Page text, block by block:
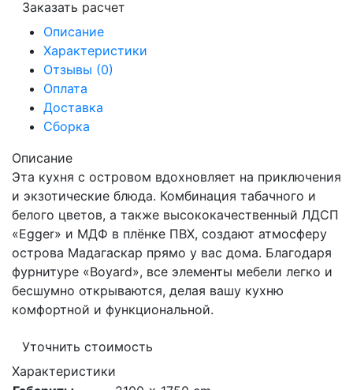
Заказать расчет
Описание
Характеристики
Отзывы (0)
Оплата
Доставка
Сборка
Описание
Эта кухня с островом вдохновляет на приключения
и экзотические блюда. Комбинация табачного и
белого цветов, а также высококачественный ЛДСП
«Egger» и МДФ в плёнке ПВХ, создают атмосферу
острова Мадагаскар прямо у вас дома. Благодаря
фурнитуре «Boyard», все элементы мебели легко и
бесшумно открываются, делая вашу кухню
комфортной и функциональной.
Уточнить стоимость
Характеристики